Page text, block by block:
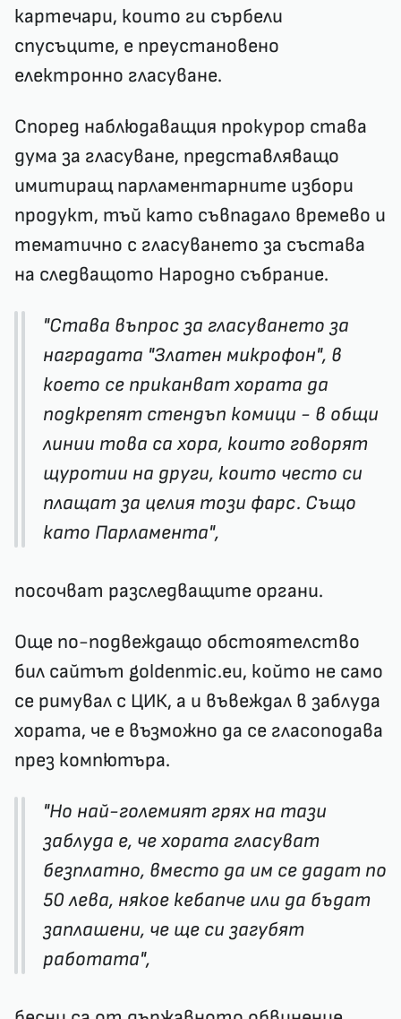
картечари, които ги сърбели
спусъците, е преустановено
електронно гласуване.
Според наблюдаващия прокурор става
дума за гласуване, представляващо
имитиращ парламентарните избори
продукт, тъй като съвпадало времево и
тематично с гласуването за състава
на следващото Народно събрание.
"Става въпрос за гласуването за
наградата "Златен микрофон", в
което се приканват хората да
подкрепят стендъп комици - в общи
линии това са хора, които говорят
щуротии на други, които често си
плащат за целия този фарс. Също
като Парламента",
посочват разследващите органи.
Още по-подвеждащо обстоятелство
бил сайтът goldenmic.eu, който не само
се римувал с ЦИК, а и въвеждал в заблуда
хората, че е възможно да се гласоподава
през компютъра.
"Но най-големият грях на тази
заблуда е, че хората гласуват
безплатно, вместо да им се дадат по
50 лева, някое кебапче или да бъдат
заплашени, че ще си загубят
работата",